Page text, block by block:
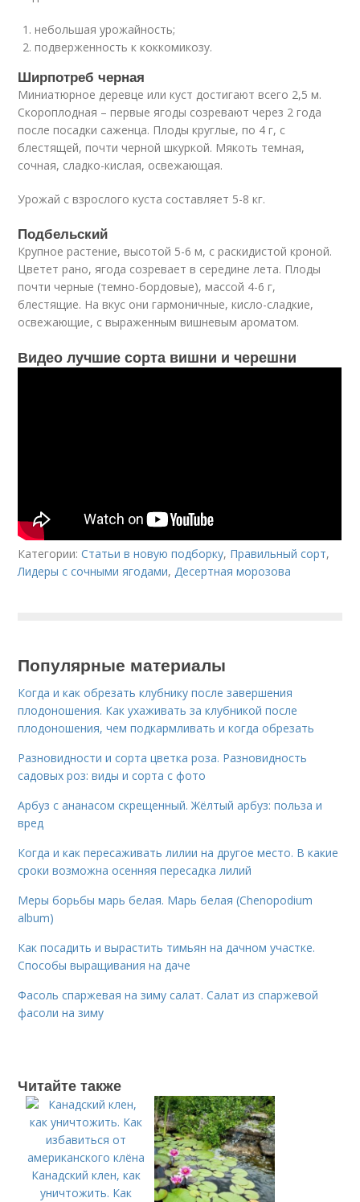
небольшая урожайность;
подверженность к коккомикозу.
Ширпотреб черная
Миниатюрное деревце или куст достигают всего 2,5 м.
Скороплодная – первые ягоды созревают через 2 года
после посадки саженца. Плоды круглые, по 4 г, с
блестящей, почти черной шкуркой. Мякоть темная,
сочная, сладко-кислая, освежающая.
Урожай с взрослого куста составляет 5-8 кг.
Подбельский
Крупное растение, высотой 5-6 м, с раскидистой кроной.
Цветет рано, ягода созревает в середине лета. Плоды
почти черные (темно-бордовые), массой 4-6 г,
блестящие. На вкус они гармоничные, кисло-сладкие,
освежающие, с выраженным вишневым ароматом.
Видео лучшие сорта вишни и черешни
Категории:Статьи в новую подборку, Правильный сорт,
Лидеры с сочными ягодами,Десертная морозова
Популярные материалы
Когда и как обрезать клубнику после завершения
плодоношения. Как ухаживать за клубникой после
плодоношения, чем подкармливать и когда обрезать
Разновидности и сорта цветка роза. Разновидность
садовых роз: виды и сорта с фото
Арбуз с ананасом скрещенный. Жёлтый арбуз: польза и
вред
Когда и как пересаживать лилии на другое место. В какие
сроки возможна осенняя пересадка лилий
Меры борьбы марь белая. Марь белая (Chenopodium
album)
Как посадить и вырастить тимьян на дачном участке.
Способы выращивания на даче
Фасоль спаржевая на зиму салат. Салат из спаржевой
фасоли на зиму
Читайте также
Канадский клен, как
уничтожить. Как